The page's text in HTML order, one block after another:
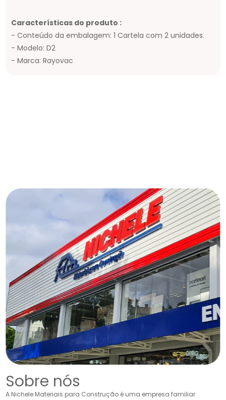
Características do produto :
- Conteúdo da embalagem: 1 Cartela com 2 unidades.
- Modelo: D2
- Marca: Rayovac
Sobre nós
A Nichele Materiais para Construção é uma empresa familiar